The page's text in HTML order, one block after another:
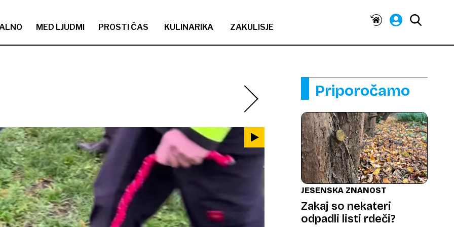
MED LJUDMI PROSTI ČAS KULINARIKA ZAKULISJE
Priporočamo
JESENSKA ZNANOST
Zakaj so nekateri
odpadli listi rdeči?